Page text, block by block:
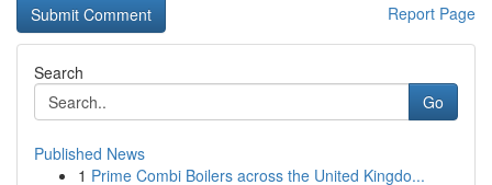
Report Page
Search
Go
Published News
1 Prime Combi Boilers across the United Kingdo...